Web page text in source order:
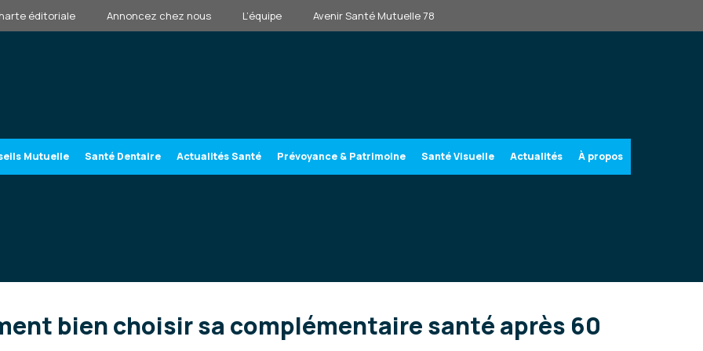
éditoriale Annoncez chez nous L’équipe Avenir Santé Mutuelle 78
Mutuelle Santé Dentaire Actualités Santé Prévoyance & Patrimoine Santé Visuelle Actualités À propos
bien choisir sa complémentaire santé après 60